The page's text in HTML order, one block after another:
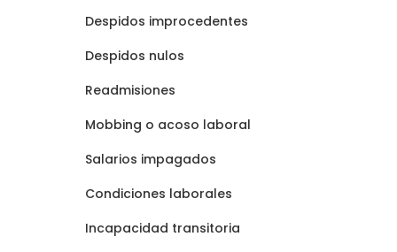
Despidos improcedentes
Despidos nulos
Readmisiones
Mobbing o acoso laboral
Salarios impagados
Condiciones laborales
Incapacidad transitoria